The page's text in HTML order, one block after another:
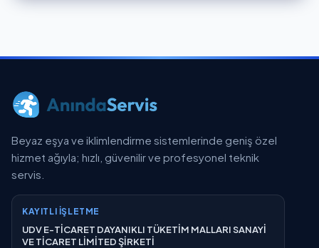
Beyaz eşya ve iklimlendirme sistemlerinde geniş özel
hizmet ağıyla; hızlı, güvenilir ve profesyonel teknik
servis.
KAYITLI İŞLETME
UDV E-TİCARET DAYANIKLI TÜKETİM MALLARI SANAYİ
VE TİCARET LİMİTED ŞİRKETİ